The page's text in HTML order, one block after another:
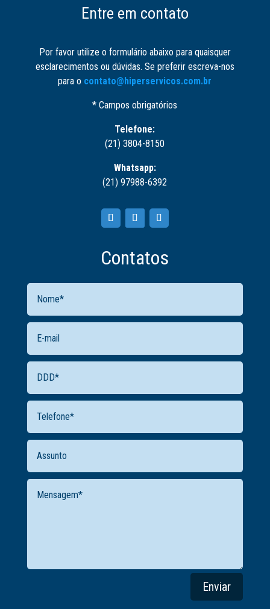
Entre em contato
Por favor utilize o formulário abaixo para quaisquer
esclarecimentos ou dúvidas. Se preferir escreva-nos
para o contato@hiperservicos.com.br
* Campos obrigatórios
Telefone:
(21) 3804-8150
Whatsapp:
(21) 97988-6392
Contatos
Enviar